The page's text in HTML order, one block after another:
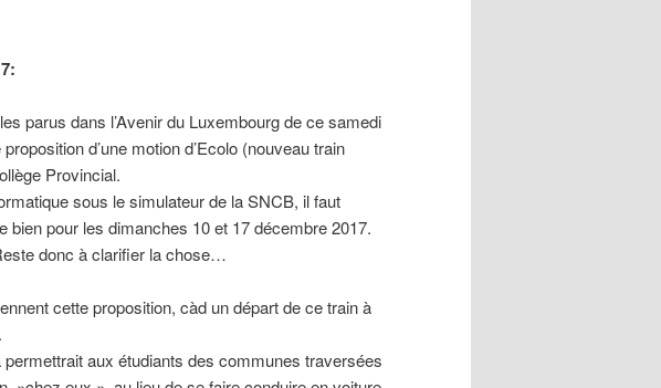
parus dans l’Avenir du Luxembourg de ce samedi
d’une motion d’Ecolo (nouveau train
Provincial.
sous le simulateur de la SNCB, il faut
bien pour les dimanches 10 et 17 décembre 2017.
donc à clarifier la chose…
cette proposition, càd un départ de ce train à
aux étudiants des communes traversées